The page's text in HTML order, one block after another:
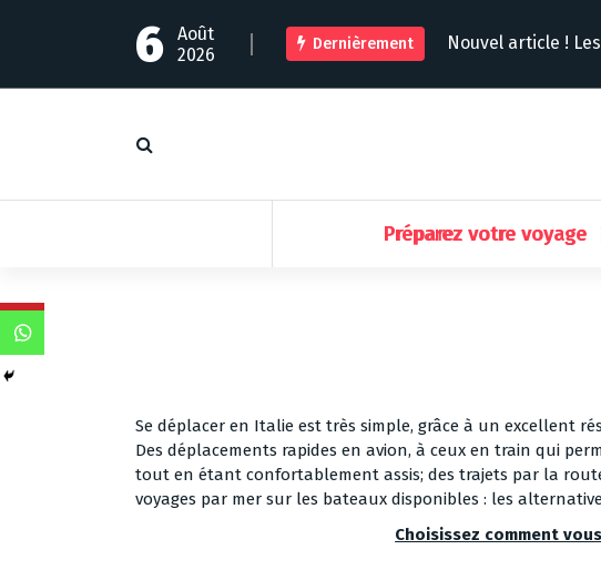
e
o
n
6
Août
2026
Dernièrement Nouvel article ! Les
Préparez votre voyage
Se déplacer en Italie est très simple, grâce à un excellent
Des déplacements rapides en avion, à ceux en train qui
tout en étant confortablement assis; des trajets par la
voyages par mer sur les bateaux disponibles : les
Choisissez comment